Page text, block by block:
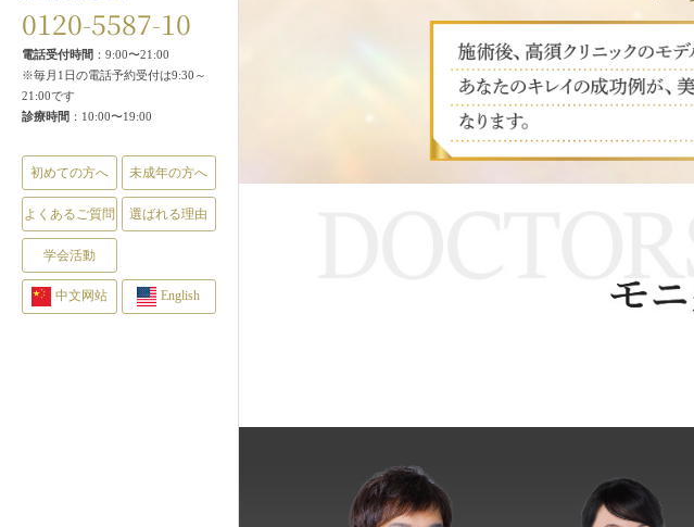
0120-5587-10
電話受付時間 ：9:00〜21:00
※毎月1日の電話予約受付は9:30～
21:00です
診療時間 ：10:00〜19:00
初めての方へ 未成年の方へ
よくあるご質問 選ばれる理由
学会活動
中文网站 English